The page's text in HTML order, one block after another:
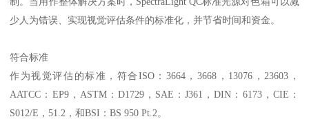
少人为错误、实现视觉评估条件的标准化，并节省时间和资金。
符合标准
作为视觉评估的标准，符合 ISO： 3664， 3668 ， 13076 ， 23603 ，
AATCC ： EP9， ASTM： D1729， SAE ：J361 ，DIN ： 6173， CIE ：
S012/E ，51.2 ，和BSI ：BS 950 Pt.2 。